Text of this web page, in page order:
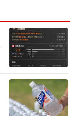
元，史上
。2020年，
但欧足联赛事
足地表示，在
业上最成功的